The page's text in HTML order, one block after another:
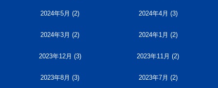
2024年5月 (2) 2024年4月 (3)
2024年3月 (2) 2024年1月 (2)
2023年12月 (3) 2023年11月 (2)
2023年8月 (3) 2023年7月 (2)